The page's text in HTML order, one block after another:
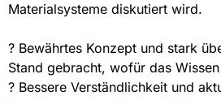
Materialsysteme diskutiert wird.
? Bewährtes Konzept und stark
Stand gebracht, wofür das
? Bessere Verständlichkeit und